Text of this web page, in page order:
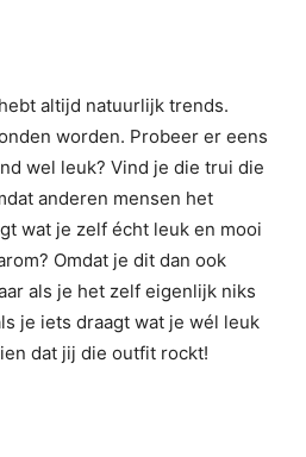
altijd natuurlijk trends.
worden. Probeer er eens
wel leuk? Vind je die trui die
anderen mensen het
wat je zelf écht leuk en mooi
Omdat je dit dan ook
als je het zelf eigenlijk niks
je iets draagt wat je wél leuk
dat jij die outfit rockt!